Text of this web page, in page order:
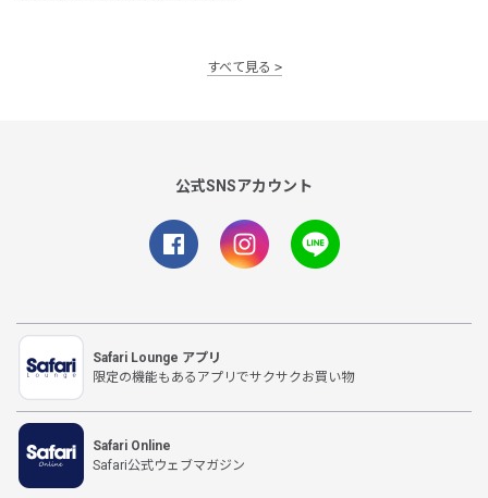
すべて見る
公式SNSアカウント
Safari Lounge アプリ
限定の機能もあるアプリでサクサクお買い物
Safari Online
Safari公式ウェブマガジン